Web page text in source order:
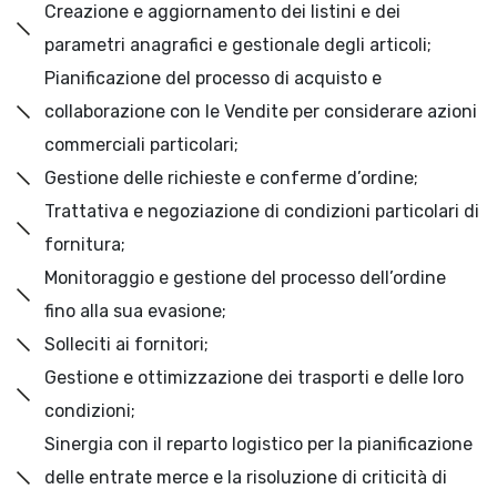
Creazione e aggiornamento dei listini e dei
parametri anagrafici e gestionale degli articoli;
Pianificazione del processo di acquisto e
collaborazione con le Vendite per considerare azioni
commerciali particolari;
Gestione delle richieste e conferme d’ordine;
Trattativa e negoziazione di condizioni particolari di
fornitura;
Monitoraggio e gestione del processo dell’ordine
fino alla sua evasione;
Solleciti ai fornitori;
Gestione e ottimizzazione dei trasporti e delle loro
condizioni;
Sinergia con il reparto logistico per la pianificazione
delle entrate merce e la risoluzione di criticità di